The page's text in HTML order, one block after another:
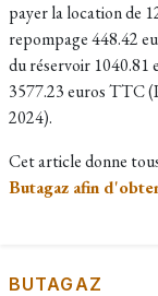
payer la location de
repompage 448.42
du réservoir 1040.81
3577.23 euros TTC
2024).
Cet article donne
Butagaz afin
BUTAGAZ